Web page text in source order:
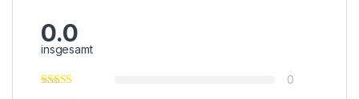
0.0
insgesamt
0